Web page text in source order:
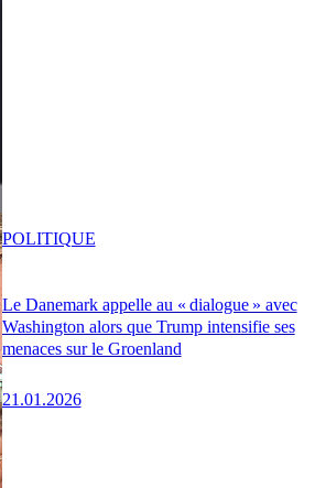
Le Danemark appelle au « dialogue » avec
Washington alors que Trump intensifie ses
menaces sur le Groenland
21.01.2026
POLITIQUE